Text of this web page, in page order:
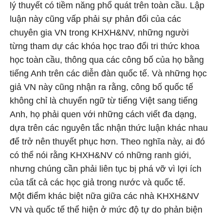
lý thuyết có tiềm năng phổ quát trên toàn cầu. Lập
luận này cũng vấp phải sự phản đối của các
chuyên gia VN trong KHXH&NV, những người
từng tham dự các khóa học trao đổi tri thức khoa
học toàn cầu, thông qua các công bố của họ bằng
tiếng Anh trên các diễn đàn quốc tế. Và những học
giả VN này cũng nhận ra rằng, công bố quốc tế
không chỉ là chuyển ngữ từ tiếng Việt sang tiếng
Anh, họ phải quen với những cách viết đa dạng,
dựa trên các nguyên tắc nhận thức luận khác nhau
để trở nên thuyết phục hơn. Theo nghĩa này, ai đó
có thể nói rằng KHXH&NV có những ranh giới,
nhưng chúng cần phải liên tục bị phá vỡ vì lợi ích
của tất cả các học giả trong nước và quốc tế.
Một điểm khác biệt nữa giữa các nhà KHXH&NV
VN và quốc tế thể hiện ở mức độ tự do phản biện